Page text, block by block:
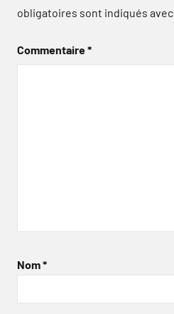
obligatoires sont indiqués avec
Commentaire*
Nom*